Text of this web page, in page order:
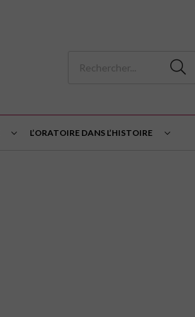
L’ORATOIRE DANS L’HISTOIRE